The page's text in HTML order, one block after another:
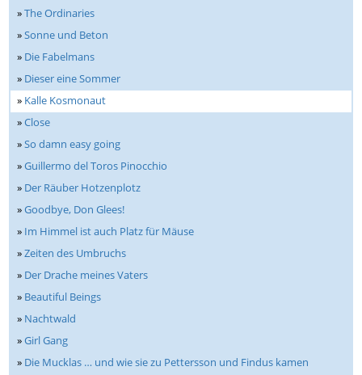
»The Ordinaries
»Sonne und Beton
» Die Fabelmans
» Dieser eine Sommer
» Kalle Kosmonaut
»Close
»So damn easy going
»Guillermo del Toros Pinocchio
» Der Räuber Hotzenplotz
»Goodbye, Don Glees!
» Im Himmel ist auch Platz für Mäuse
»Zeiten des Umbruchs
» Der Drache meines Vaters
» Beautiful Beings
» Nachtwald
»Girl Gang
» Die Mucklas … und wie sie zu Pettersson und Findus kamen